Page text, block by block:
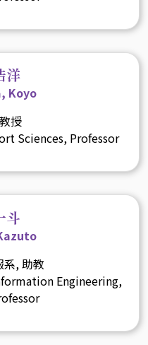
洋
Koyo
授
Sciences, Professor
斗
系, 助教
Engineering,